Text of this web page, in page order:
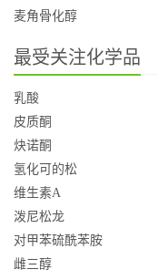
麦角骨化醇
最受关注化学品
乳酸
皮质酮
炔诺酮
氢化可的松
维生素A
泼尼松龙
对甲苯硫酰苯胺
雌三醇